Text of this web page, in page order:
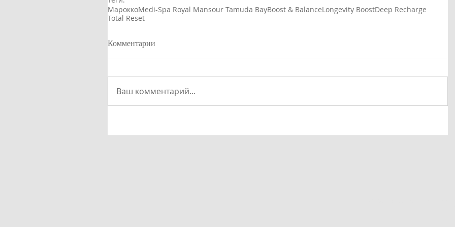
МароккоMedi-Spa Royal Mansour Tamuda BayBoost & BalanceLongevity BoostDeep Recharge
Total Reset
Комментарии
Ваш комментарий...